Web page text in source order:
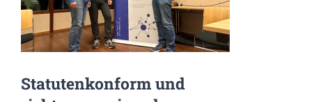
Statutenkonform und